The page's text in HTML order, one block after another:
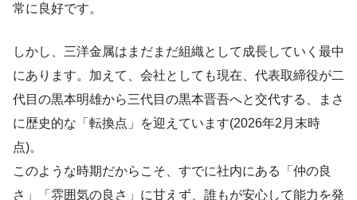
常に良好です。
しかし、三洋金属はまだまだ組織として成長していく最中
にあります。加えて、会社としても現在、代表取締役が二
代目の黒本明雄から三代目の黒本晋吾へと交代する、まさ
に歴史的な「転換点」を迎えています(2026年2月末時
点)。
このような時期だからこそ、すでに社内にある「仲の良
さ」「雰囲気の良さ」に甘えず、誰もが安心して能力を発